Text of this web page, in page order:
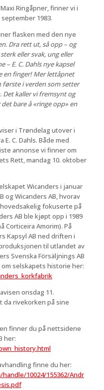
Ringåpner, finner vi i
1983.
flasken med den nye
Dra rett ut, så opp – og
eller svak, ung eller
E. C. Dahls nye kapsel
en finger! Mer lettåpnet
første i verden som setter
Det kaller vi fremsynt og
bare å «ringe opp» en
i Trøndelag utover i
C. Dahls. Både med
annonse vi finner om
Rett, mandag 10. oktober
Wicanders i januar
og Wicanders AB, hvorav
fokuserte på
AB ble kjøpt opp i 1989
Corticeira Amorim). På
Kapsyl AB ned driften i
til utlandet av
Svenska Försäljnings AB
selskapets historie her:
onsdag 11.
da rivekorken på sine
finner du på nettsidene
her:
finne du her:
10024/155362/Andr